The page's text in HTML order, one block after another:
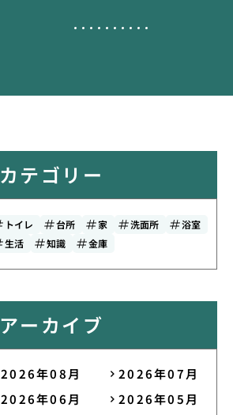
カテゴリー
トイレ 台所 家 洗面所
浴室
生活
知識 金庫
アーカイブ
2026年08月
2026年07月
2026年06月
2026年05月